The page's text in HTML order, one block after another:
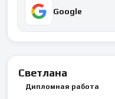
Google
Светлана
Дипломная работа